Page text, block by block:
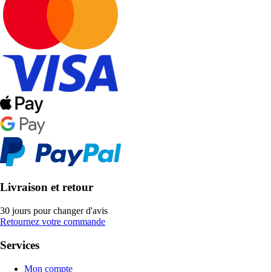
Livraison et retour
30 jours pour changer d'avis
Retournez votre commande
Services
Mon compte